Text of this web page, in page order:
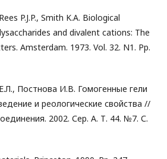
P.J.P., Smith K.A. Biological
and divalent cations: The
Amsterdam. 1973. Vol. 32. N1. Pp.
Постнова И.В. Гомогенные гели
и реологические свойства //
2002. Сер. А. Т. 44. №7. С.